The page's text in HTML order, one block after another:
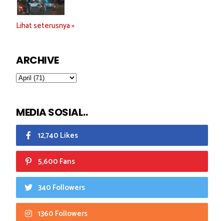
Lihat seterusnya »
ARCHIVE
MEDIA SOSIAL..
12,740 Likes
5,600 Fans
340 Followers
1360 Followers